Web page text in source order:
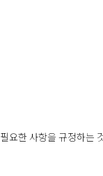
요한 사항을 규정하는